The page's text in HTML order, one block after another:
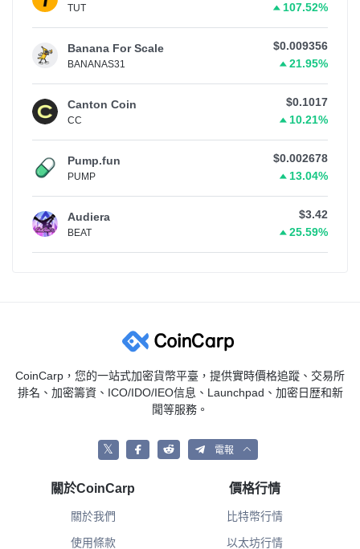
TUT
107.52%
Banana For Scale
BANANAS31
$0.009356
21.95%
Canton Coin
CC
$0.1017
10.21%
Pump.fun
PUMP
$0.002678
13.04%
Audiera
BEAT
$3.42
25.59%
CoinCarp，您的一站式加密貨幣平臺，提供實時價格追蹤、交易所
排名、加密籌資、ICO/IDO/IEO信息、Launchpad、加密日歴和新
聞等服務。
𝕏 電報
關於CoinCarp
關於我們
使用條款
價格行情
比特幣行情
以太坊行情